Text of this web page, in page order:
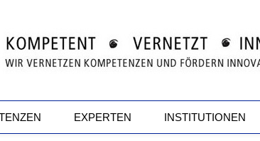
EXPERTEN INSTITUTIONEN